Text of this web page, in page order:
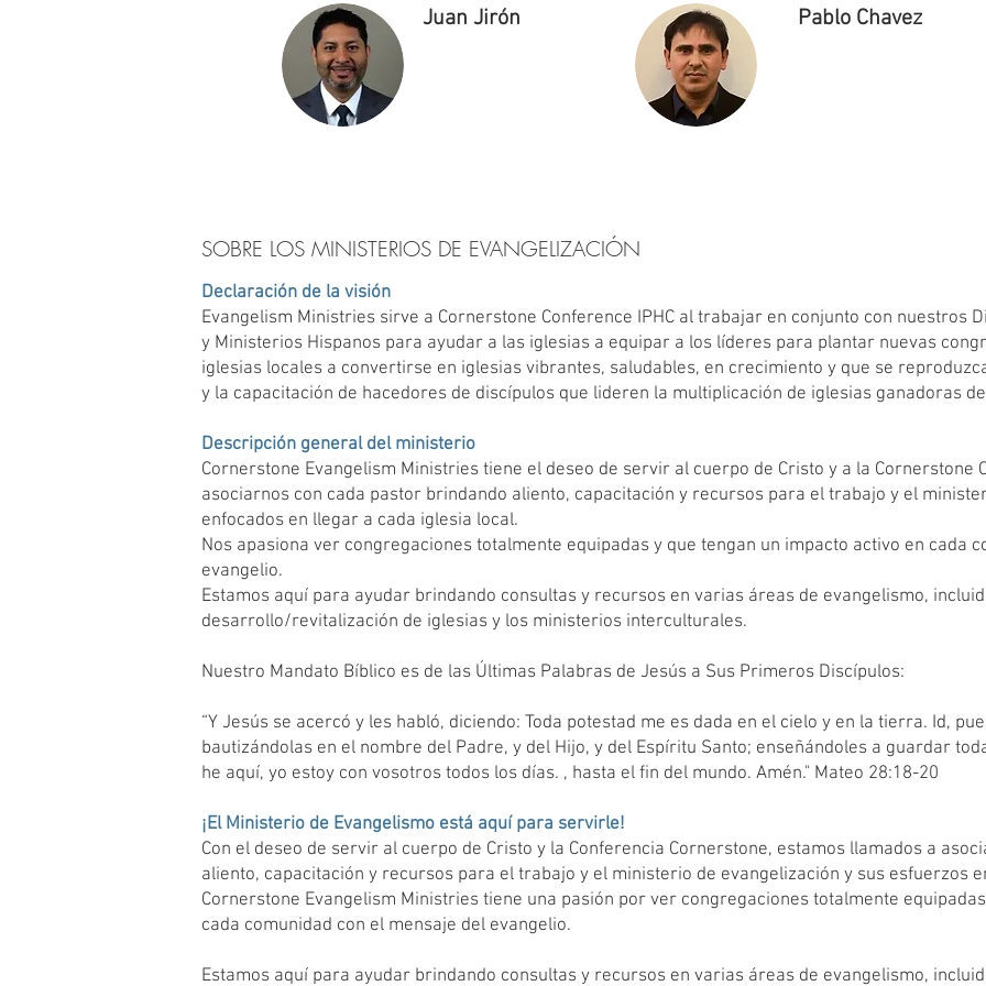
Juan Jirón Pablo Chavez
SOBRE LOS MINISTERIOS DE EVANGELIZACIÓN
Declaración de la visión
Evangelism Ministries sirve a Cornerstone Conference IPHC al trabajar en conjunto con nuestros
y Ministerios Hispanos para ayudar a las iglesias a equipar a los líderes para plantar nuevas
iglesias locales a convertirse en iglesias vibrantes, saludables, en crecimiento y que se
y la capacitación de hacedores de discípulos que lideren la multiplicación de iglesias ganadoras
Descripción general del ministerio
Cornerstone Evangelism Ministries tiene el deseo de servir al cuerpo de Cristo y a la Cornerstone
asociarnos con cada pastor brindando aliento, capacitación y recursos para el trabajo y el
enfocados en llegar a cada iglesia local.
Nos apasiona ver congregaciones totalmente equipadas y que tengan un impacto activo en cada
evangelio.
Estamos aquí para ayudar brindando consultas y recursos en varias áreas de evangelismo,
desarrollo/revitalización de iglesias y los ministerios interculturales.
Nuestro Mandato Bíblico es de las Últimas Palabras de Jesús a Sus Primeros Discípulos:
“Y Jesús se acercó y les habló, diciendo: Toda potestad me es dada en el cielo y en la tierra. Id,
bautizándolas en el nombre del Padre, y del Hijo, y del Espíritu Santo; enseñándoles a guardar
he aquí, yo estoy con vosotros todos los días. , hasta el fin del mundo. Amén." Mateo 28:18-20
¡El Ministerio de Evangelismo está aquí para servirle!
Con el deseo de servir al cuerpo de Cristo y la Conferencia Cornerstone, estamos llamados a
aliento, capacitación y recursos para el trabajo y el ministerio de evangelización y sus esfuerzos
Cornerstone Evangelism Ministries tiene una pasión por ver congregaciones totalmente
cada comunidad con el mensaje del evangelio.
Estamos aquí para ayudar brindando consultas y recursos en varias áreas de evangelismo,